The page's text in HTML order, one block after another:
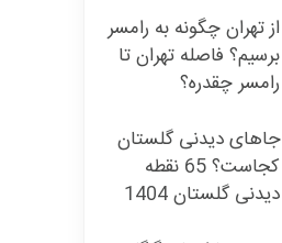
از تهران چگونه به رامسر
برسیم؟ فاصله تهران تا
رامسر چقدره؟
جاهای دیدنی گلستان
کجاست؟ 65 نقطه
دیدنی گلستان 1404